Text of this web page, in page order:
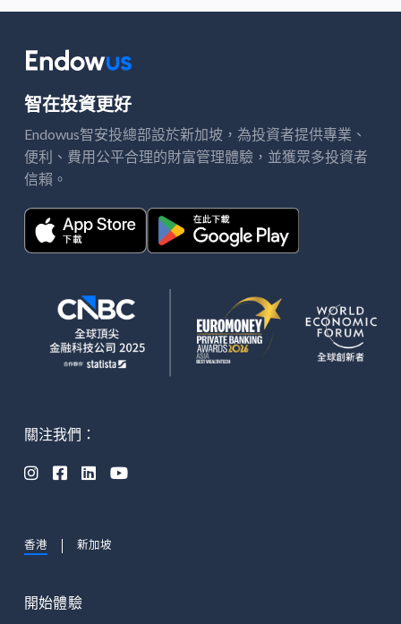
智在投資更好
Endowus智安投總部設於新加坡， 為投資者提供專業、
便利、費用公平合理的財富管理體驗，並獲眾多投資者
信賴。
關注我們：
   
香港 新加坡
開始體驗